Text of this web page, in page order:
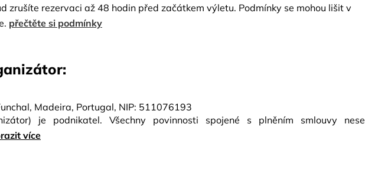
zrušíte rezervaci až 48 hodin před začátkem výletu. Podmínky se mohou lišit v
přečtěte si podmínky
Madeira, Portugal, NIP: 511076193
je podnikatel. Všechny povinnosti spojené s plněním smlouvy nese
více